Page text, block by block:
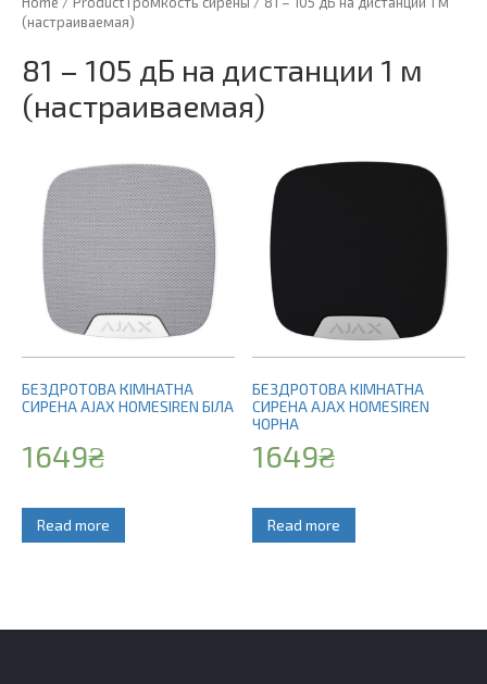
(настраиваемая)
81 – 105 дБ на дистанции 1 м
(настраиваемая)
БЕЗДРОТОВА КІМНАТНА
СИРЕНА AJAX HOMESIREN БІЛА
1649₴
Read more
БЕЗДРОТОВА КІМНАТНА
СИРЕНА AJAX HOMESIREN
ЧОРНА
1649₴
Read more